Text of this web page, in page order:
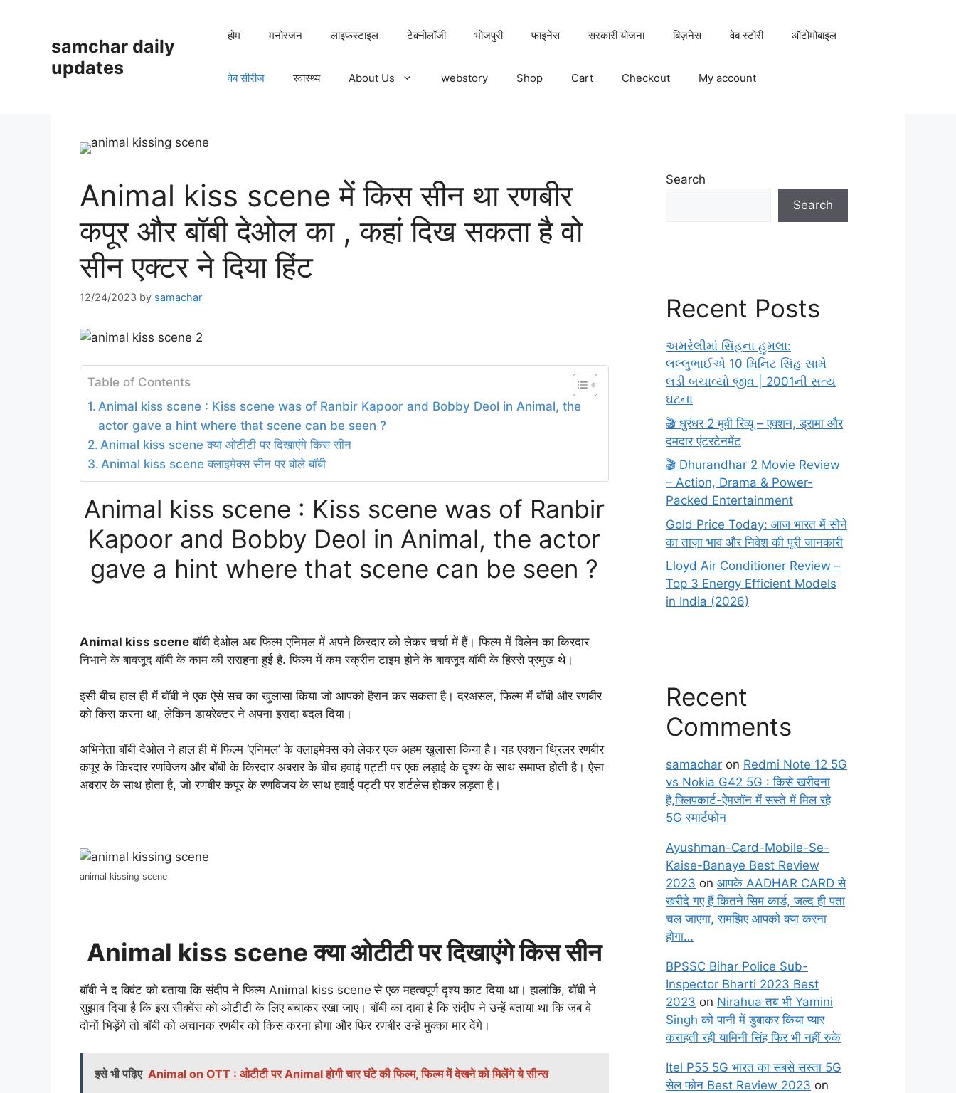
samchar daily
updates
होम मनोरंजन लाइफस्टाइल टेक्नोलॉजी भोजपुरी फाइनेंस सरकारी योजना बिज़नेस वेब स्टोरी ऑटोमोबाइल
वेब सीरीज स्वास्थ्य About Us webstory Shop Cart Checkout My account
Animal kiss scene में किस सीन था रणबीर
कपूर और बॉबी देओल का , कहां दिख सकता है वो
सीन एक्टर ने दिया हिंट
12/24/2023 by samachar
Table of Contents
Animal kiss scene : Kiss scene was of Ranbir Kapoor and Bobby Deol in Animal, the
actor gave a hint where that scene can be seen ?
Animal kiss scene क्या ओटीटी पर दिखाएंगे किस सीन
Animal kiss scene क्लाइमेक्स सीन पर बोले बॉबी
Animal kiss scene : Kiss scene was of Ranbir
Kapoor and Bobby Deol in Animal, the actor
gave a hint where that scene can be seen ?
Animal kiss scene बॉबी देओल अब फिल्म एनिमल में अपने किरदार को लेकर चर्चा में हैं। फिल्म में विलेन का किरदार
निभाने के बावजूद बॉबी के काम की सराहना हुई है. फिल्म में कम स्क्रीन टाइम होने के बावजूद बॉबी के हिस्से प्रमुख थे।
इसी बीच हाल ही में बॉबी ने एक ऐसे सच का खुलासा किया जो आपको हैरान कर सकता है। दरअसल, फिल्म में बॉबी और रणबीर
को किस करना था, लेकिन डायरेक्टर ने अपना इरादा बदल दिया।
अभिनेता बॉबी देओल ने हाल ही में फिल्म ‘एनिमल’ के क्लाइमेक्स को लेकर एक अहम खुलासा किया है। यह एक्शन थ्रिलर रणबीर
कपूर के किरदार रणविजय और बॉबी के किरदार अबरार के बीच हवाई पट्टी पर एक लड़ाई के दृश्य के साथ समाप्त होती है। ऐसा
अबरार के साथ होता है, जो रणबीर कपूर के रणविजय के साथ हवाई पट्टी पर शर्टलेस होकर लड़ता है।
animal kissing scene
Animal kiss scene क्या ओटीटी पर दिखाएंगे किस सीन
बॉबी ने द क्विंट को बताया कि संदीप ने फिल्म Animal kiss scene से एक महत्वपूर्ण दृश्य काट दिया था। हालांकि, बॉबी ने
सुझाव दिया है कि इस सीक्वेंस को ओटीटी के लिए बचाकर रखा जाए। बॉबी का दावा है कि संदीप ने उन्हें बताया था कि जब वे
दोनों भिड़ेंगे तो बॉबी को अचानक रणबीर को किस करना होगा और फिर रणबीर उन्हें मुक्का मार देंगे।
इसे भी पढ़िए Animal on OTT : ओटीटी पर Animal होगी चार घंटे की फिल्म, फिल्म में देखने को मिलेंगे ये सीन्स
Search
Search
Recent Posts
અમરેલીમાં સિંહના હુમલા:
લલ્લુભાઈએ 10 મિનિટ સિંહ સામે
લડી બચાવ્યો જીવ | 2001ની સત્ય
ઘટના
🎬 धुरंधर 2 मूवी रिव्यू – एक्शन, ड्रामा और
दमदार एंटरटेनमेंट
🎬 Dhurandhar 2 Movie Review
– Action, Drama & Power-
Packed Entertainment
Gold Price Today: आज भारत में सोने
का ताज़ा भाव और निवेश की पूरी जानकारी
Lloyd Air Conditioner Review –
Top 3 Energy Efficient Models
in India (2026)
Recent
Comments
samachar on Redmi Note 12 5G
vs Nokia G42 5G : किसे खरीदना
है,फ्लिपकार्ट-ऐमजॉन में सस्ते में मिल रहे
5G स्मार्टफोन
Ayushman-Card-Mobile-Se-
Kaise-Banaye Best Review
2023 on आपके AADHAR CARD से
खरीदे गए हैं कितने सिम कार्ड, जल्द ही पता
चल जाएगा, समझिए आपको क्या करना
होगा…
BPSSC Bihar Police Sub-
Inspector Bharti 2023 Best
2023 on Nirahua तब भी Yamini
Singh को पानी में डुबाकर किया प्यार
कराहती रही यामिनी सिंह फिर भी नहीं रुके
Itel P55 5G भारत का सबसे सस्ता 5G
सेल फोन Best Review 2023 on